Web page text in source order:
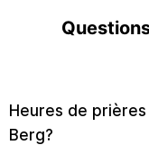
Heures de
Berg?